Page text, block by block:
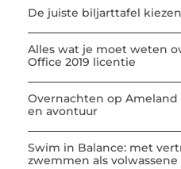
De juiste biljarttafel
Alles wat je moet weten
Office 2019 licentie
Overnachten op
en avontuur
Swim in Balance: met
zwemmen als volwassene